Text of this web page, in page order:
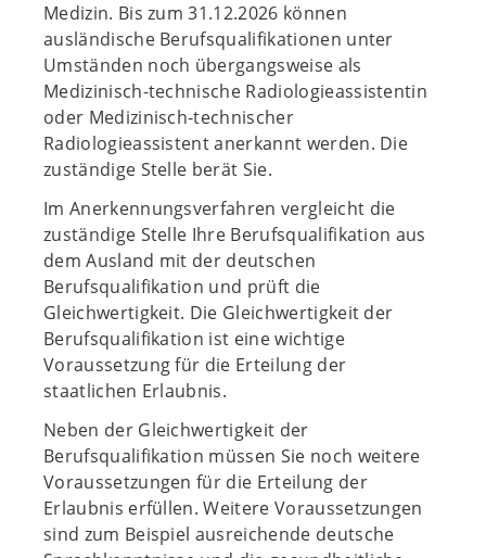
Medizin. Bis zum 31.12.2026 können
ausländische Berufsqualifikationen unter
Umständen noch übergangsweise als
Medizinisch-technische Radiologieassistentin
oder Medizinisch-technischer
Radiologieassistent anerkannt werden. Die
zuständige Stelle berät Sie.
Im Anerkennungsverfahren vergleicht die
zuständige Stelle Ihre Berufsqualifikation aus
dem Ausland mit der deutschen
Berufsqualifikation und prüft die
Gleichwertigkeit. Die Gleichwertigkeit der
Berufsqualifikation ist eine wichtige
Voraussetzung für die Erteilung der
staatlichen Erlaubnis.
Neben der Gleichwertigkeit der
Berufsqualifikation müssen Sie noch weitere
Voraussetzungen für die Erteilung der
Erlaubnis erfüllen. Weitere Voraussetzungen
sind zum Beispiel ausreichende deutsche